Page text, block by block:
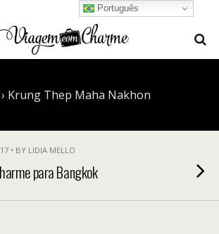
Krung Thep Maha Nakhon
• BY LIDIA MELLO
para Bangkok
Português